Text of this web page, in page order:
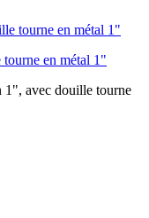
tourne en métal 1"
1", avec douille tourne